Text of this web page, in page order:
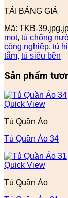
TẢI BẢNG GIÁ
Mã: TKB-
mọt, tủ chống
công nghiệp, tủ
tắm, tủ siêu bền
Sản phẩm
Quick View
Tủ Quần Áo
Tủ Quần Áo 34
Quick View
Tủ Quần Áo